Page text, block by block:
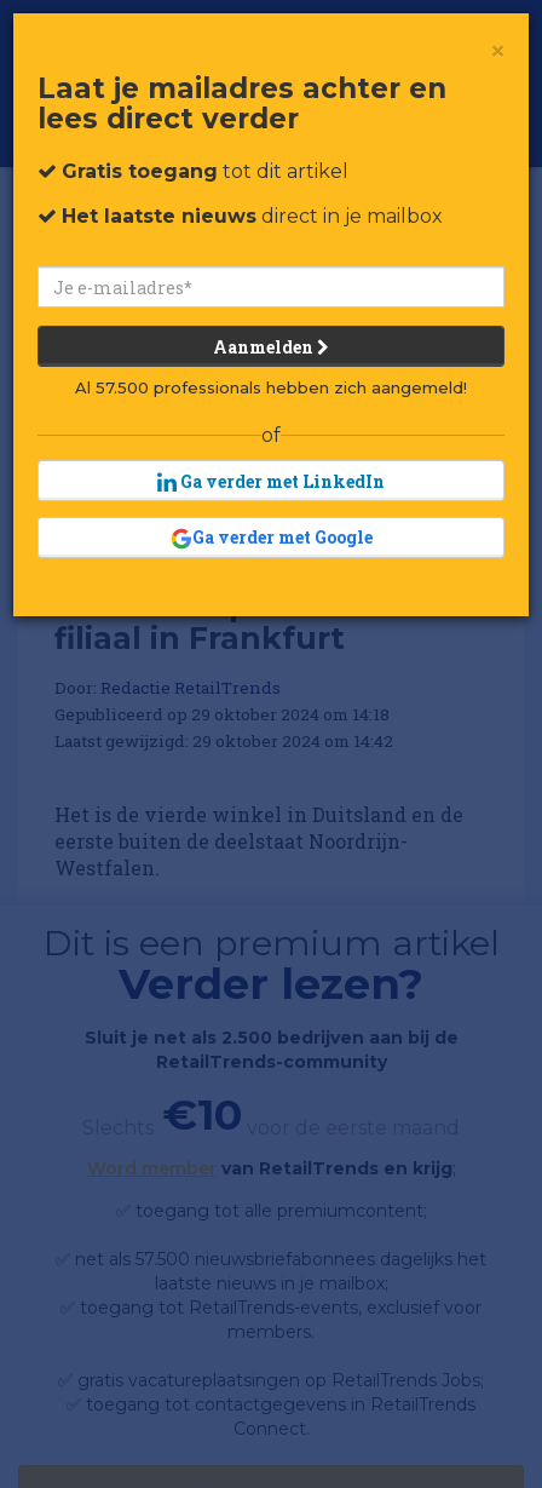
Voor professionals in retail & brands
Toggle
filiaal in Frankfurt
Door: Redactie RetailTrends
Gepubliceerd op 29 oktober 2024 om 14:18
Laatst gewijzigd: 29 oktober 2024 om 14:42
Het is de vierde winkel in Duitsland en de
eerste buiten de deelstaat Noordrijn-
Westfalen.
Dit is een premium artikel
Verder lezen?
Sluit je net als 2.500 bedrijven aan bij de
RetailTrends-community
€10
Word member van RetailTrends en krijg;
✅ toegang tot alle premiumcontent;
✅ net als 57.500 nieuwsbriefabonnees dagelijks het
laatste nieuws in je mailbox;
✅ toegang tot RetailTrends-events, exclusief voor
members.
✅ gratis vacatureplaatsingen op RetailTrends Jobs;
✅ toegang tot contactgegevens in RetailTrends
Connect.
×
Laat je mailadres achter en
lees direct verder
Gratis toegang tot dit artikel
Het laatste nieuws direct in je mailbox
Aanmelden
Al 57.500 professionals hebben zich aangemeld!
of
Ga verder met LinkedIn
Ga verder met Google